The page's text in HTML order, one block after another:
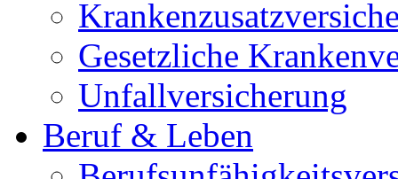
Gesetzliche
Unfallversicherung
Beruf & Leben